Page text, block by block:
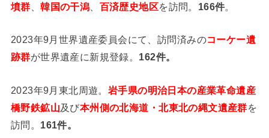
墳群 、韓国の干潟 百済歴史地区を訪問。 166件。
2023年9月世界遺産委員会にて、訪問済みのコーケー遺
跡群が世界遺産に新規登録。 162件。
2023年9月東北周遊。 岩手県の明治日本の産業革命遺産
橋野鉄鉱山及び本州側の北海道・北東北の縄文遺産群を
訪問。 161件。